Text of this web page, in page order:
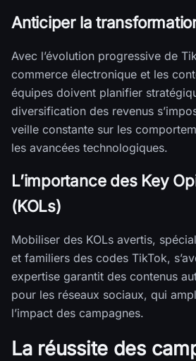
Anticiper la
Avec l’évolution progressive de
commerce électronique et les
équipes doivent planifier
diversification des revenus
veille constante sur les
les avancées technologiques.
L’importance des Key
(KOLs)
Mobiliser des KOLs avertis,
et familiers des codes TikTok,
expertise garantit des contenus
pour les réseaux sociaux, qui
l’impact des campagnes.
La réussite des